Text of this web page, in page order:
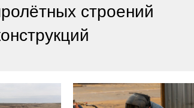
строений